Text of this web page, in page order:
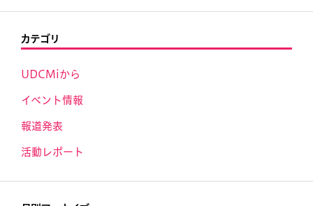
カテゴリ
UDCMiから
イベント情報
報道発表
活動レポート